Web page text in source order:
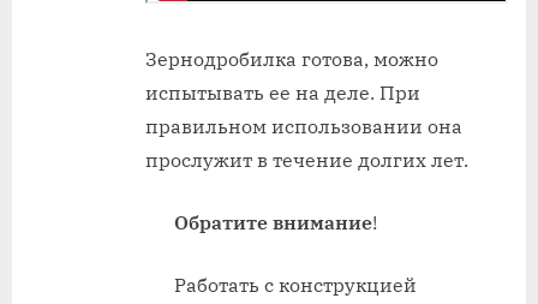
Зернодробилка готова, можно
испытывать ее на деле. При
правильном использовании она
прослужит в течение долгих лет.
Обратите внимание!
Работать с конструкцией